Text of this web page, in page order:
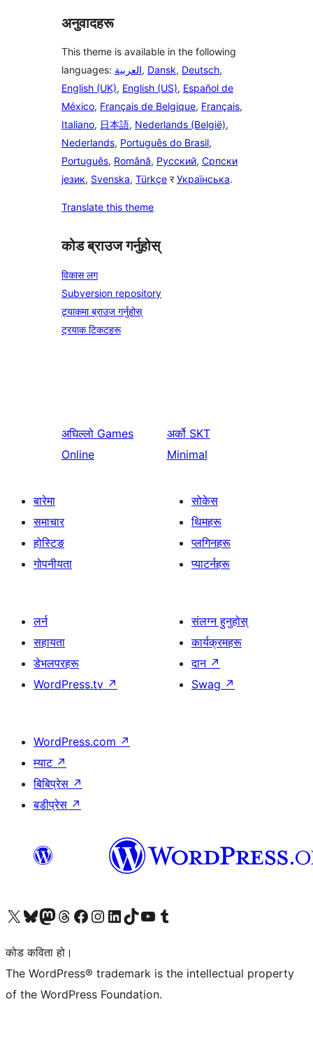
अनुवादहरू
This theme is available in the following
languages: العربية, Dansk, Deutsch,
English (UK), English (US), Español de
México, Français de Belgique, Français,
Italiano, 日本語, Nederlands (België),
Nederlands, Português do Brasil,
Português, Română, Русский, Српски
језик, Svenska, Türkçe रУкраїнська.
Translate this theme
कोड ब्राउज गर्नुहोस्
विकास लग
Subversion repository
ट्र्याकमा ब्राउज गर्नुहोस्
ट्रयाक टिकटहरू
अघिल्लो Games
Online
अर्को SKT
Minimal
बारेमा
समाचार
होस्टिङ
गोपनीयता
सोकेस
थिमहरू
प्लगिनहरू
प्याटर्नहरू
लर्न
सहायता
डेभलपरहरू
WordPress.tv ↗
संलग्न हुनुहोस्
कार्यक्रमहरू
दान ↗
Swag ↗
WordPress.com ↗
म्याट ↗
बिबिप्रेस ↗
बडीप्रेस ↗
हाम्रो X (पहिले ट्विटर) खातामा जानुहोस्
हाम्रो Bluesky खाता भ्रमण गर्नुहोस्
हाम्रो म्यास्टोडन खाता भ्रमण गर्नुहोस्
हाम्रो थ्रेड्स खातामा जानुहोस्
हाम्रो फेसबुक पेजमा जानुहोस्
हाम्रो इन्स्टाग्राम खातामा जानुहोस्
हाम्रो लिङ्क्डइन खातामा जानुहोस्
हाम्रो TikTok खाता भ्रमण गर्नुहोस्
हाम्रो युट्युब च्यानलमा जानुहोस्
हाम्रो टम्बलर खाता भ्रमण गर्नुहोस्
कोड कविता हो।
The WordPress® trademark is the intellectual property
of the WordPress Foundation.